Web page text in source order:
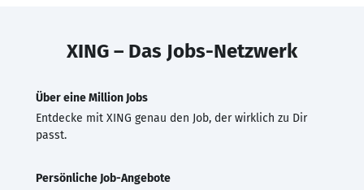
XING – Das Jobs-Netzwerk
Über eine Million Jobs
Entdecke mit XING genau den Job, der wirklich zu Dir
passt.
Persönliche Job-Angebote